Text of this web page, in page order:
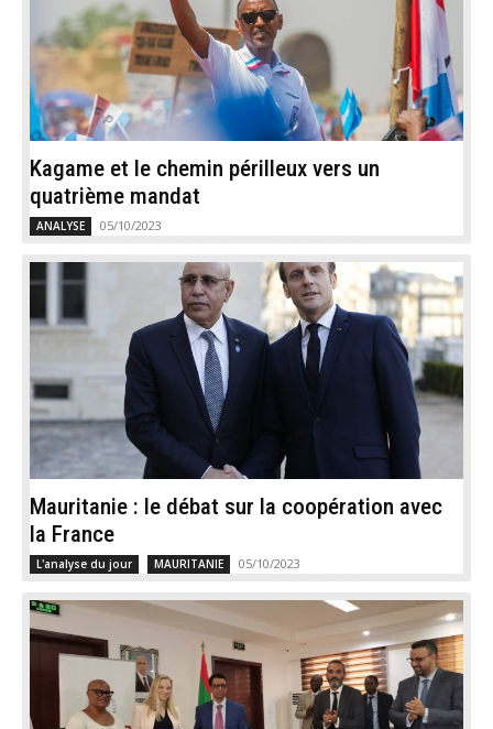
Kagame et le chemin périlleux vers un
quatrième mandat
ANALYSE 05/10/2023
Mauritanie : le débat sur la coopération avec
la France
L'analyse du jour MAURITANIE 05/10/2023